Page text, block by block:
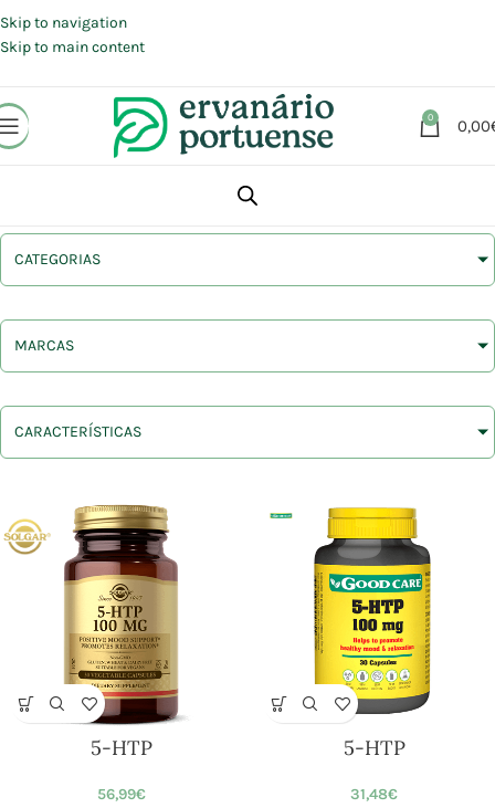
Skip to navigation
Skip to main content
0 0,00
CATEGORIAS
MARCAS
CARACTERÍSTICAS
5-HTP
56,99€
5-HTP
31,48€